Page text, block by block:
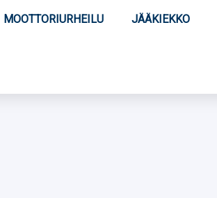
MOOTTORIURHEILU JÄÄKIEKKO